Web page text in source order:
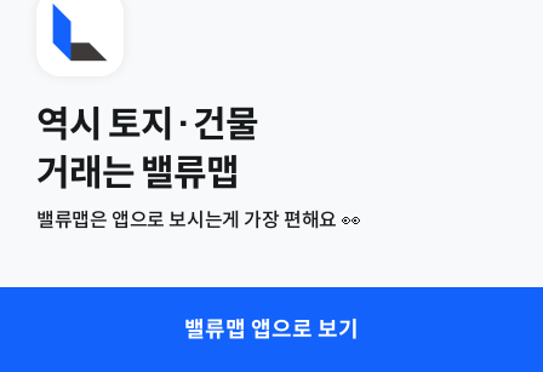
역시 토지·건물
거래는 밸류맵
밸류맵은 앱으로 보시는게 가장 편해요 👀
밸류맵 앱으로 보기